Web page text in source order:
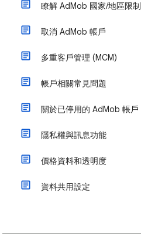
瞭解 AdMob 國家/地區限制
取消 AdMob 帳戶
多重客戶管理 (MCM)
帳戶相關常見問題
關於已停用的 AdMob 帳戶
隱私權與訊息功能
價格資料和透明度
資料共用設定